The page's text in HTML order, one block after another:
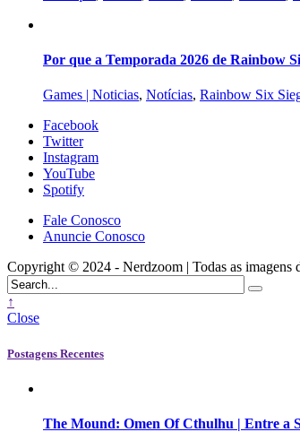
Por que a Temporada 2026 de Rainbow
Games | Noticias, Notícias, Rainbow Six
Facebook
Twitter
Instagram
YouTube
Spotify
Fale Conosco
Anuncie Conosco
Copyright © 2024 - Nerdzoom | Todas as imagens
↑
Close
Postagens Recentes
The Mound: Omen Of Cthulhu | Entre a